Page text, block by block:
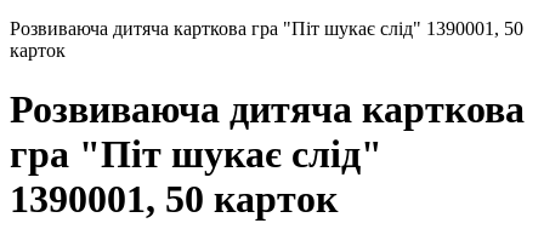
Розвиваюча дитяча карткова гра "Піт шукає слід" 1390001, 50
карток
Розвиваюча дитяча карткова
гра "Піт шукає слід"
1390001, 50 карток